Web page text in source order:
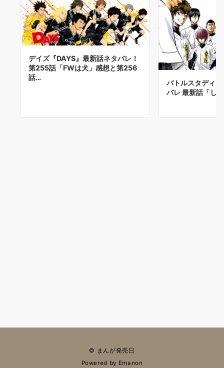
デイズ『DAYS』最新話ネタバレ！
第255話「FWは犬」感想と第256
話…
バトルスタディ
バレ 最新話「し
© まんが発売日
Powered by Emanon